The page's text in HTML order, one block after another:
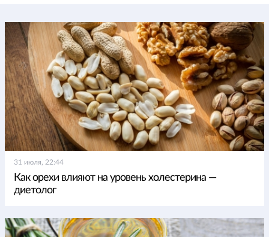
31 июля, 22:44
Как орехи влияют на уровень холестерина —
диетолог